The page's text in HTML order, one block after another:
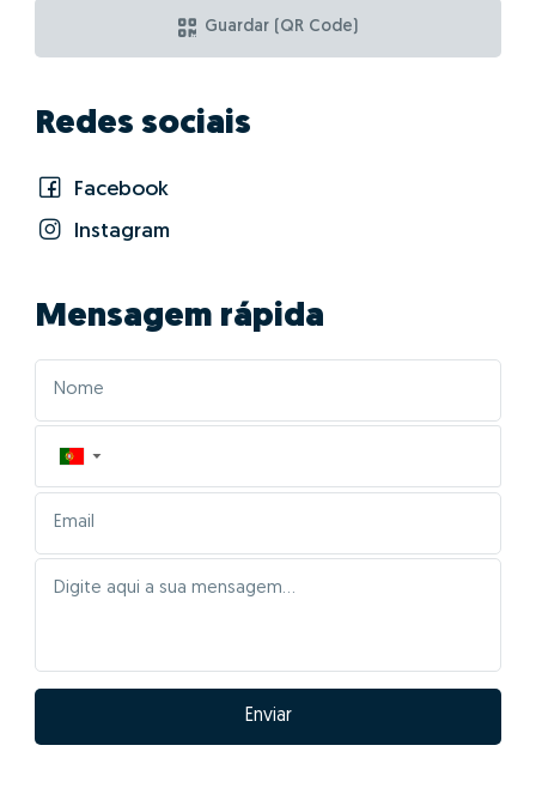
Emília Santos?
01 - Posicionar
corretamente o imóvel no
mercado
As características da tua casa serão inseridas
informação de mais de 2,5 milhões de imóveis